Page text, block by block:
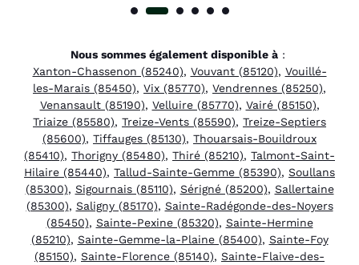
Nous sommes également disponible à:
Xanton-Chassenon (85240), Vouvant (85120), Vouillé-
les-Marais (85450), Vix (85770), Vendrennes (85250),
Venansault (85190), Velluire (85770), Vairé (85150),
Triaize (85580), Treize-Vents (85590), Treize-Septiers
(85600), Tiffauges (85130), Thouarsais-Bouildroux
(85410), Thorigny (85480), Thiré (85210), Talmont-Saint-
Hilaire (85440), Tallud-Sainte-Gemme (85390), Soullans
(85300), Sigournais (85110), Sérigné (85200), Sallertaine
(85300), Saligny (85170), Sainte-Radégonde-des-Noyers
(85450), Sainte-Pexine (85320), Sainte-Hermine
(85210), Sainte-Gemme-la-Plaine (85400), Sainte-Foy
(85150), Sainte-Florence (85140), Sainte-Flaive-des-